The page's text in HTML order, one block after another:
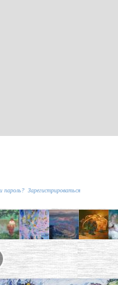
пароль? Зарегистрироваться